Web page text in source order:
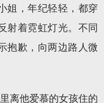
姐，年纪轻轻，都穿
射着霓虹灯光。不同
抱歉，向两边路人微
离他爱慕的女孩住的